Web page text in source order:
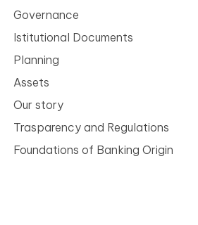
Governance
Istitutional Documents
Planning
Assets
Our story
Trasparency and Regulations
Foundations of Banking Origin